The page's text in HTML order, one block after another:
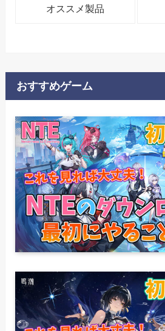
オススメ製品
おすすめゲーム